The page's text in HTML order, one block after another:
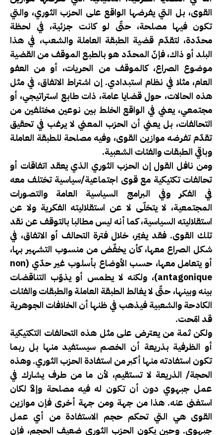
القوى، بل التي يفرضها الواقع على الحزب الثوري، والتي
تكون فيها مصلحة، حتّى لو كانت جزئية، في لحظة
محدّدة، لتقدّم قضية الطبقة العاملة والشعب، في هذا
البلد أو ذاك، فإنّ المحدّد هو بالطبع الموقف من القضية
موضوع الصراع، كالموقف من الحريات، أو من العفو
العام، مثلا في نظام استبدادي. إن اشتراط الاتفاق، في مثل
هذه الحالات، حول قضايا عامة، ذات طابع استراتيجي، أو
مجتمعي، يعني في الواقع الخلط بين نوعين مختلفين من
التحالفات، بل يعني أن الحزب المعني لا يرغب في تحقيق
تقدّم تفرضه موازين القوى، وفيه مصلحة للطبقة العاملة
وباقي الطبقات والفئات الشعبية.
ومن نافل القول إن الحزب الثوري الذي يعقد اتفاقات أو
تحالفات تكتيكية مع قوى اجتماعية/سياسية تختلف معه
في الفكر وفي البرامج السياسية العامة والتصورات
المجتمعية، لا يتخلّى لا عن استقلاليته الفكرية ولا عن
استقلاليته السياسية، كما أنه ليس مطالبا بالتوقف عن نقد
تلك القوى. فقد يغيّر، خلال فترة التحالف أو الاتفاق، في
شكل الصراع معها، كأن يخفّض من منسوب التشهير بها،
أو يتعامل معها، حسب الأوضاع بأسلوب غير حدّي (non
antagonique)، ولكنه لا يطمس أو يذوّب التناقضات
بينه وبينها، حتّى لا يغالط الطبقة العاملة والطبقات والفئات
الكادحة والشعبية فيذهب في ظنها أن الخلافات الجوهرية
قد امّحت.
ولكن ثمة من يعترض على مثل هذه التحالفات التكتيكية
أو الظرفية بذريعة أن الخصم سيستفيد منها بل ربما
تكون استفادته منها أكبر من استفادة الحزب الثوري. وهذه
الحجة/ الذريعة لا تستقيم، لأن ما من طرف يشارك في
عمل جبهوي دون أن تكون له فيه مصلحة وإلاّ لكان
استغنى عنه. هذا من جهة ومن جهة أخرى فإن موازين
القوى هي التي تحكم حجم الاستفادة من أي عمل
جبهوي. وحين يكون الحزب الثوري ضعيف الحجم، فإن